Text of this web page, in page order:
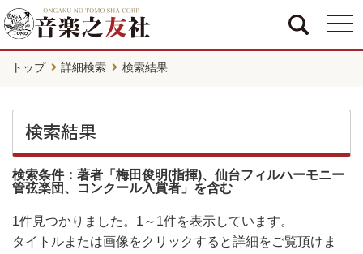
トップ 詳細検索 検索結果
検索結果
検索条件：著者「梅田俊明(指揮)、仙台フィルハーモニー
管弦楽団、コンクール入賞者」を含む
1件見つかりました。 1～1件を表示しています。
タイトルまたは画像をクリックすると詳細をご覧頂けま